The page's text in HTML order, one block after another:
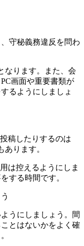
守秘義務違反を問わ
なります。また、会
画面や重要書類が
るようにしましょ
稿したりするのは
ります。
は控えるようにしま
する時間です。
うにしましょう。間
とはないかをよく確